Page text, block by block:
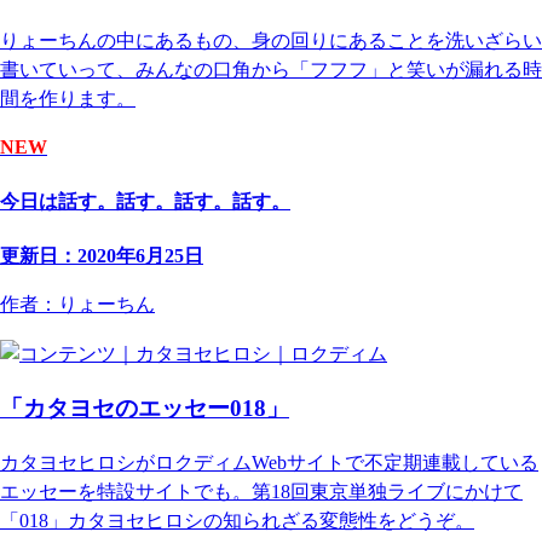
りょーちんの中にあるもの、身の回りにあることを洗いざらい
書いていって、みんなの口角から「フフフ」と笑いが漏れる時
間を作ります。
NEW
今日は話す。話す。話す。話す。
更新日：2020年6月25日
作者：りょーちん
「カタヨセのエッセー018」
カタヨセヒロシがロクディムWebサイトで不定期連載している
エッセーを特設サイトでも。第18回東京単独ライブにかけて
「018」カタヨセヒロシの知られざる変態性をどうぞ。